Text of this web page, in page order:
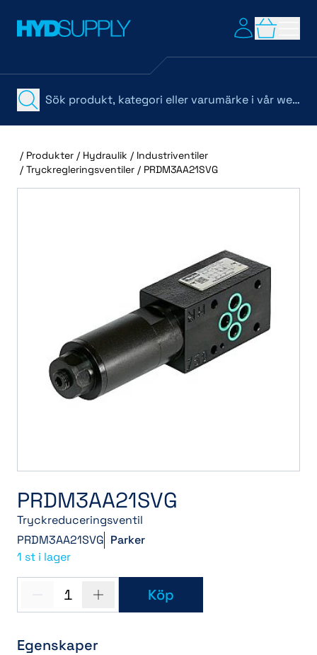
/ Produkter / Hydraulik / Industriventiler
/ Tryckregleringsventiler / PRDM3AA21SVG
PRDM3AA21SVG
Tryckreduceringsventil
PRDM3AA21SVG Parker
1 st i lager
1 Köp
Egenskaper